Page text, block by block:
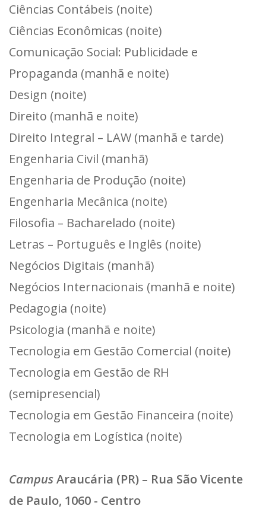
Ciências Contábeis (noite)
Ciências Econômicas (noite)
Comunicação Social: Publicidade e
Propaganda (manhã e noite)
Design (noite)
Direito (manhã e noite)
Direito Integral – LAW (manhã e tarde)
Engenharia Civil (manhã)
Engenharia de Produção (noite)
Engenharia Mecânica (noite)
Filosofia – Bacharelado (noite)
Letras – Português e Inglês (noite)
Negócios Digitais (manhã)
Negócios Internacionais (manhã e noite)
Pedagogia (noite)
Psicologia (manhã e noite)
Tecnologia em Gestão Comercial (noite)
Tecnologia em Gestão de RH
(semipresencial)
Tecnologia em Gestão Financeira (noite)
Tecnologia em Logística (noite)
CampusAraucária (PR) – Rua São Vicente
de Paulo, 1060 - Centro